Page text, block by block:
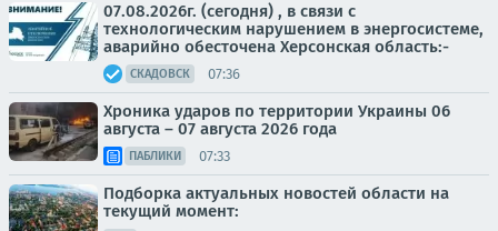
07.08.2026г. (сегодня) , в связи с
технологическим нарушением в энергосистеме,
аварийно обесточена Херсонская область:-
СКАДОВСК 07:36
Хроника ударов по территории Украины 06
августа – 07 августа 2026 года
ПАБЛИКИ 07:33
Подборка актуальных новостей области на
текущий момент: